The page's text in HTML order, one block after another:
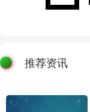
推荐资讯